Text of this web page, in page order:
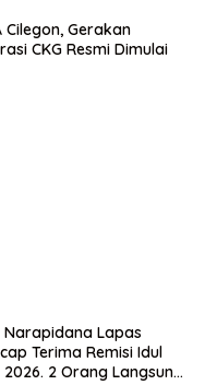
Cilegon, Gerakan
CKG Resmi Dimulai
Narapidana Lapas
Terima Remisi Idul
2026. 2 Orang Langsung